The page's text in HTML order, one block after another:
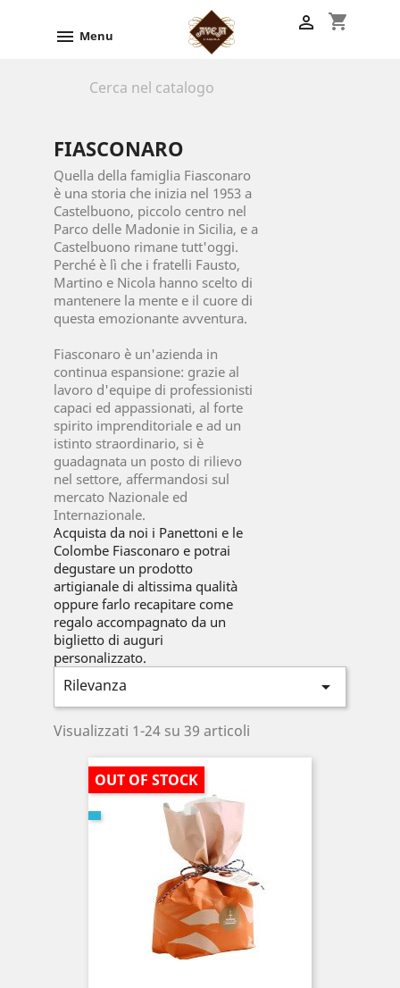
 Menu
shopping_cart

FIASCONARO
Quella della famiglia Fiasconaro
è una storia che inizia nel 1953 a
Castelbuono, piccolo centro nel
Parco delle Madonie in Sicilia, e a
Castelbuono rimane tutt'oggi.
Perché è lì che i fratelli Fausto,
Martino e Nicola hanno scelto di
mantenere la mente e il cuore di
questa emozionante avventura.
Fiasconaro è un'azienda in
continua espansione: grazie al
lavoro d'equipe di professionisti
capaci ed appassionati, al forte
spirito imprenditoriale e ad un
istinto straordinario, si è
guadagnata un posto di rilievo
nel settore, affermandosi sul
mercato Nazionale ed
Internazionale.
Acquista da noi i Panettoni e le
Colombe Fiasconaro e potrai
degustare un prodotto
artigianale di altissima qualità
oppure farlo recapitare come
regalo accompagnato da un
biglietto di auguri
personalizzato.
Rilevanza 
Visualizzati 1-24 su 39 articoli
OUT OF STOCK